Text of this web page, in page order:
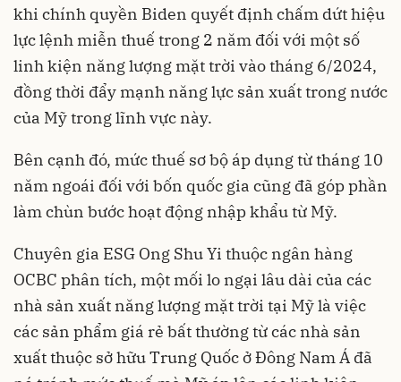
khi chính quyền Biden quyết định chấm dứt hiệu
lực lệnh miễn thuế trong 2 năm đối với một số
linh kiện năng lượng mặt trời vào tháng 6/2024,
đồng thời đẩy mạnh năng lực sản xuất trong nước
của Mỹ trong lĩnh vực này.
Bên cạnh đó, mức thuế sơ bộ áp dụng từ tháng 10
năm ngoái đối với bốn quốc gia cũng đã góp phần
làm chùn bước hoạt động nhập khẩu từ Mỹ.
Chuyên gia ESG Ong Shu Yi thuộc ngân hàng
OCBC phân tích, một mối lo ngại lâu dài của các
nhà sản xuất năng lượng mặt trời tại Mỹ là việc
các sản phẩm giá rẻ bất thường từ các nhà sản
xuất thuộc sở hữu Trung Quốc ở Đông Nam Á đã